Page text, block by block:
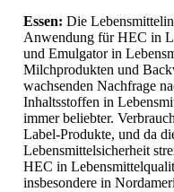
Essen: Die
Anwendung für HEC in
und Emulgator in
Milchprodukten und
wachsenden Nachfrage
Inhaltsstoffen in
immer beliebter.
Label-Produkte, und da
Lebensmittelsicherheit
HEC in
insbesondere in